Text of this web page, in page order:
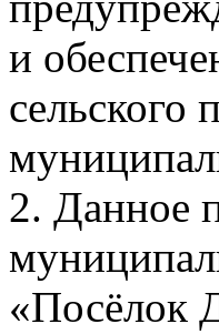
и
сельского
2. Данное
«Посёлок